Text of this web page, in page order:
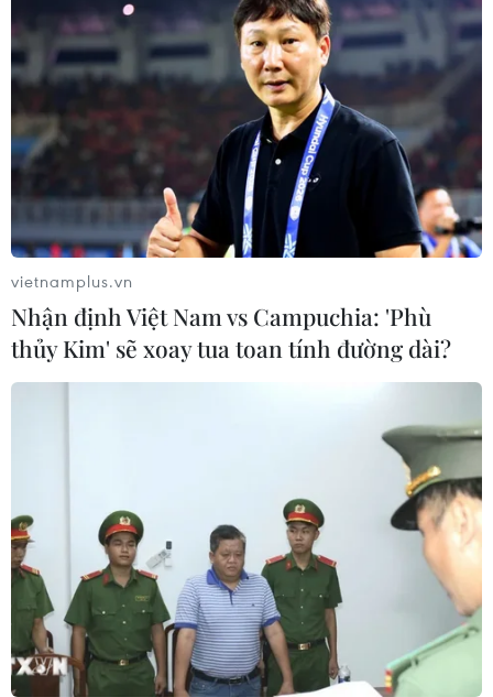
vietnamplus.vn
Nhận định Việt Nam vs Campuchia: 'Phù
thủy Kim' sẽ xoay tua toan tính đường dài?